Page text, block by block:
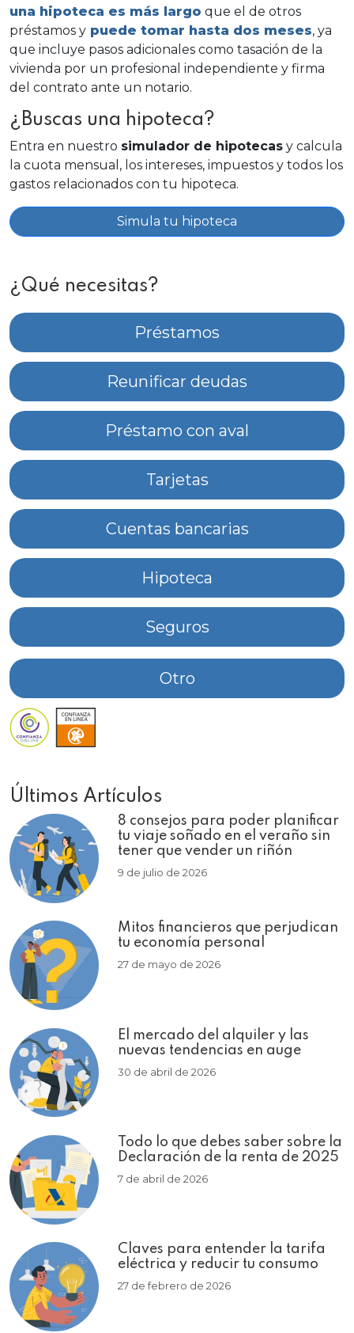
una hipoteca es más largo que el de otros
préstamos y puede tomar hasta dos meses, ya
que incluye pasos adicionales como tasación de la
vivienda por un profesional independiente y firma
del contrato ante un notario.
¿Buscas una hipoteca?
Entra en nuestro simulador de hipotecas y calcula
la cuota mensual, los intereses, impuestos y todos los
gastos relacionados con tu hipoteca.
Simula tu hipoteca
¿Qué necesitas?
Préstamos
Reunificar deudas
Préstamo con aval
Tarjetas
Cuentas bancarias
Hipoteca
Seguros
Otro
Últimos Artículos
8 consejos para poder planificar
tu viaje soñado en el veraño sin
tener que vender un riñón
9 de julio de 2026
Mitos financieros que perjudican
tu economía personal
27 de mayo de 2026
El mercado del alquiler y las
nuevas tendencias en auge
30 de abril de 2026
Todo lo que debes saber sobre la
Declaración de la renta de 2025
7 de abril de 2026
Claves para entender la tarifa
eléctrica y reducir tu consumo
27 de febrero de 2026